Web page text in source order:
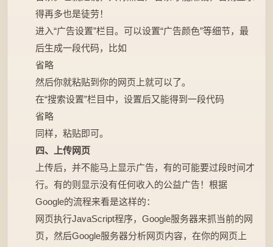
得再多也是徒劳！
进入“广告设置”栏目。可以设置“广告颜色”等细节，最
后生成一段代码，比如
省略
然后你就粘贴到你的网页上就可以了。
在“搜索设置”栏目中，设置后又能得到一段代码
省略
同样，粘贴即可。
四、上传网页
上传后，并不能马上显示广告，有的可能要过段时间才
行。有的则显示没有任何收入的公益广告！根据
Google的流程来看是这样的：
网页执行JavaScript程序，Google服务器来抓当前的网
页，然后Google服务器分析网页内容，在你的网页上